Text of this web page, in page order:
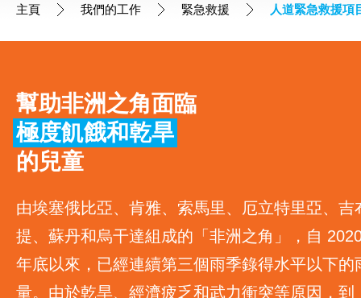
全球項目
緊急救援
人道緊急救援項目
烏克蘭緊急救援項目
阿富汗危機緊急救援項目
本地倡議項目
主頁 我們的工作 緊急救援 人道緊急救援項
幫助非洲之角面臨
極度飢餓和乾旱
的兒童
由埃塞俄比亞、肯雅、索馬里、厄立特里亞、吉
提、蘇丹和烏干達組成的「非洲之角」，自
年底以來，已經連續第三個雨季錄得水平以下的
量。由於乾旱、經濟疲乏和武力衝突等原因，到